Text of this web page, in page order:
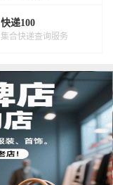
快递100
集合快递查询服务